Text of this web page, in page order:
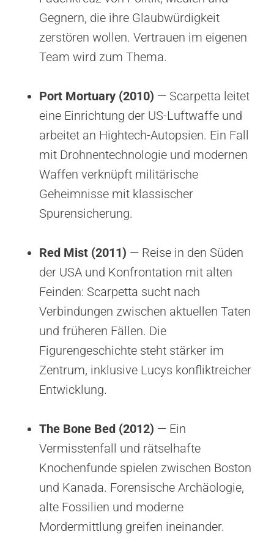
Gegnern, die ihre Glaubwürdigkeit
zerstören wollen. Vertrauen im eigenen
Team wird zum Thema.
Port Mortuary (2010) — Scarpetta leitet
eine Einrichtung der US-Luftwaffe und
arbeitet an Hightech-Autopsien. Ein Fall
mit Drohnentechnologie und modernen
Waffen verknüpft militärische
Geheimnisse mit klassischer
Spurensicherung.
Red Mist (2011) — Reise in den Süden
der USA und Konfrontation mit alten
Feinden: Scarpetta sucht nach
Verbindungen zwischen aktuellen Taten
und früheren Fällen. Die
Figurengeschichte steht stärker im
Zentrum, inklusive Lucys konfliktreicher
Entwicklung.
The Bone Bed (2012) — Ein
Vermisstenfall und rätselhafte
Knochenfunde spielen zwischen Boston
und Kanada. Forensische Archäologie,
alte Fossilien und moderne
Mordermittlung greifen ineinander.